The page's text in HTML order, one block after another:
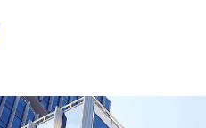
首 页